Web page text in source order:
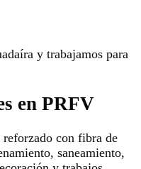
y trabajamos para
en PRFV
con fibra de
saneamiento,